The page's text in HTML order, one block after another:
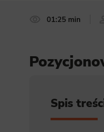
01:25 min
Spis